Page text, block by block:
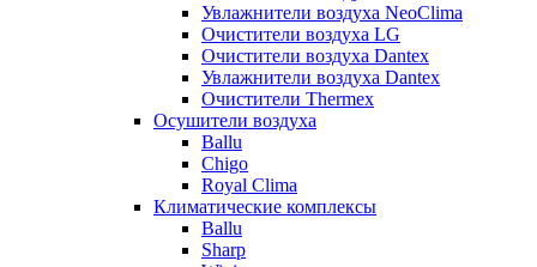
Увлажнители воздуха NeoClima
Очистители воздуха LG
Очистители воздуха Dantex
Увлажнители воздуха Dantex
Очистители Thermex
Осушители воздуха
Ballu
Chigo
Royal Clima
Климатические комплексы
Ballu
Sharp